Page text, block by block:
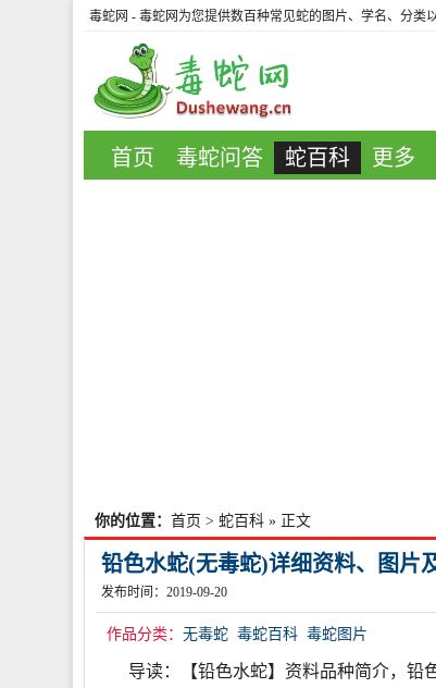
毒蛇网 - 毒蛇网为您提供数百种常见蛇的图片、学名、分类
首页 毒蛇问答 蛇百科 更多
你的位置： 首页 > 蛇百科 » 正文
铅色水蛇(无毒蛇)详细资料、图片
发布时间：2019-09-20
作品分类： 无毒蛇 毒蛇百科 毒蛇图片
导读：【铅色水蛇】资料品种简介，铅